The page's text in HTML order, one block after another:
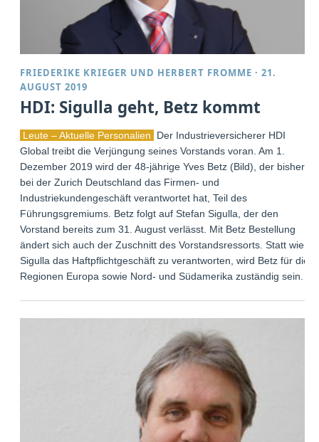
FRIEDERIKE KRIEGER UND HERBERT FROMME ·21.
AUGUST 2019
HDI: Sigulla geht, Betz kommt
Leute – Aktuelle Personalien
Der Industrieversicherer HDI
Global treibt die Verjüngung seines Vorstands voran. Am 1.
Dezember 2019 wird der 48-jährige Yves Betz (Bild), der bisher
bei der Zurich Deutschland das Firmen- und
Industriekundengeschäft verantwortet hat, Teil des
Führungsgremiums. Betz folgt auf Stefan Sigulla, der den
Vorstand bereits zum 31. August verlässt. Mit Betz Bestellung
ändert sich auch der Zuschnitt des Vorstandsressorts. Statt wie
Sigulla das Haftpflichtgeschäft zu verantworten, wird Betz für die
Regionen Europa sowie Nord- und Südamerika zuständig sein.